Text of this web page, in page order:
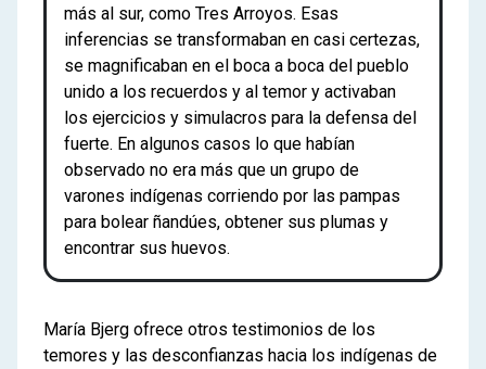
más al sur, como Tres Arroyos. Esas
inferencias se transformaban en casi certezas,
se magnificaban en el boca a boca del pueblo
unido a los recuerdos y al temor y activaban
los ejercicios y simulacros para la defensa del
fuerte. En algunos casos lo que habían
observado no era más que un grupo de
varones indígenas corriendo por las pampas
para bolear ñandúes, obtener sus plumas y
encontrar sus huevos.
María Bjerg ofrece otros testimonios de los
temores y las desconfianzas hacia los indígenas de